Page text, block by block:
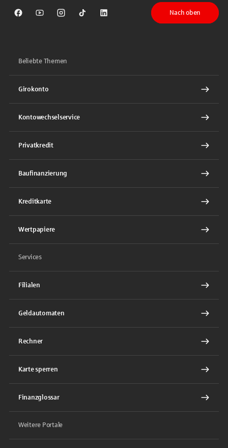
Sparkasse auf Facebook
Sparkasse auf Youtube
Sparkasse auf Instagram
Sparkasse auf TikTok
Sparkasse auf LinkedIn
Nach oben
Beliebte Themen
Girokonto
Kontowechselservice
Privatkredit
Baufinanzierung
Kreditkarte
Wertpapiere
Services
Filialen
Geldautomaten
Rechner
Karte sperren
Finanzglossar
Weitere Portale